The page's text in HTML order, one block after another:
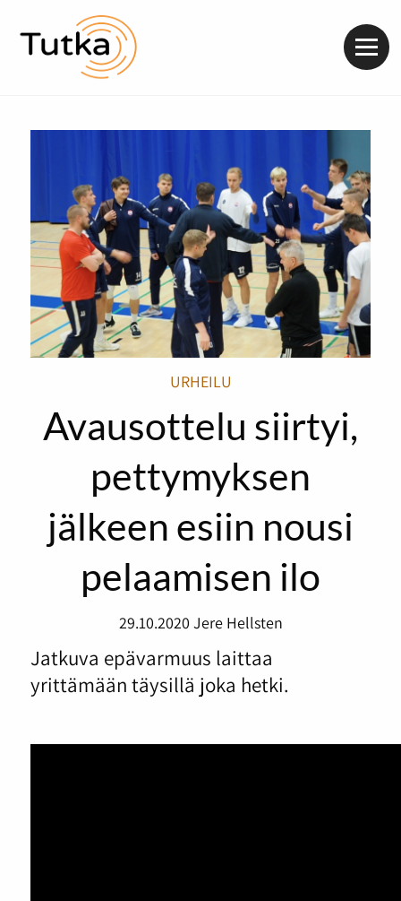
URHEILU
Avausottelu siirtyi,
pettymyksen
jälkeen esiin nousi
pelaamisen ilo
29.10.2020 Jere Hellsten
Jatkuva epävarmuus laittaa
yrittämään täysillä joka hetki.